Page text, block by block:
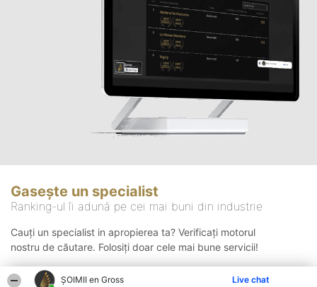
ȘOIMII en Gross Live chat
Gasește un specialist
Ranking-ul îi adună pe cei mai buni din industrie
Cauți un specialist in apropierea ta? Verificați motorul
nostru de căutare. Folosiți doar cele mai bune servicii!